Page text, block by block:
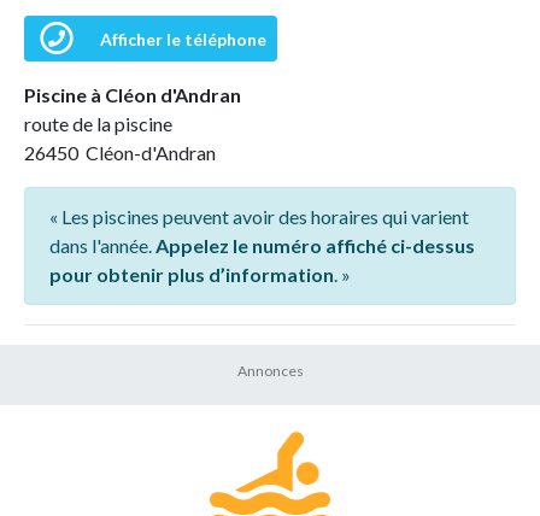
Afficher le téléphone
Piscine à Cléon d'Andran
route de la piscine
26450 Cléon-d'Andran
« Les piscines peuvent avoir des horaires qui varient
dans l'année.Appelez le numéro affiché ci-dessus
pour obtenir plus d’information. »